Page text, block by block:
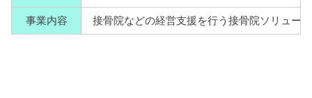
事業内容 接骨院などの経営支援を行う接骨院ソリュー